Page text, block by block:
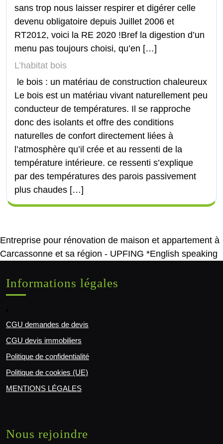
sans trop nous laisser respirer et digérer celle
devenu obligatoire depuis Juillet 2006 et
RT2012, voici la RE 2020 !Bref la digestion d’un
menu pas toujours choisi, qu’en […]
L’habitat bois
le bois : un matériau de construction chaleureux
Le bois est un matériau vivant naturellement peu
conducteur de températures. Il se rapproche
donc des isolants et offre des conditions
naturelles de confort directement liées à
l’atmosphère qu’il crée et au ressenti de la
température intérieure. ce ressenti s’explique
par des températures des parois passivement
plus chaudes […]
Entreprise pour rénovation de maison et appartement à
Carcassonne et sa région - UPFING *English speaking
Informations légales
CGU demandes de devis
CGU devis immobiliers
Politique de confidentialité
Politique de cookies (UE)
MENTIONS LÉGALES
Nous rejoindre